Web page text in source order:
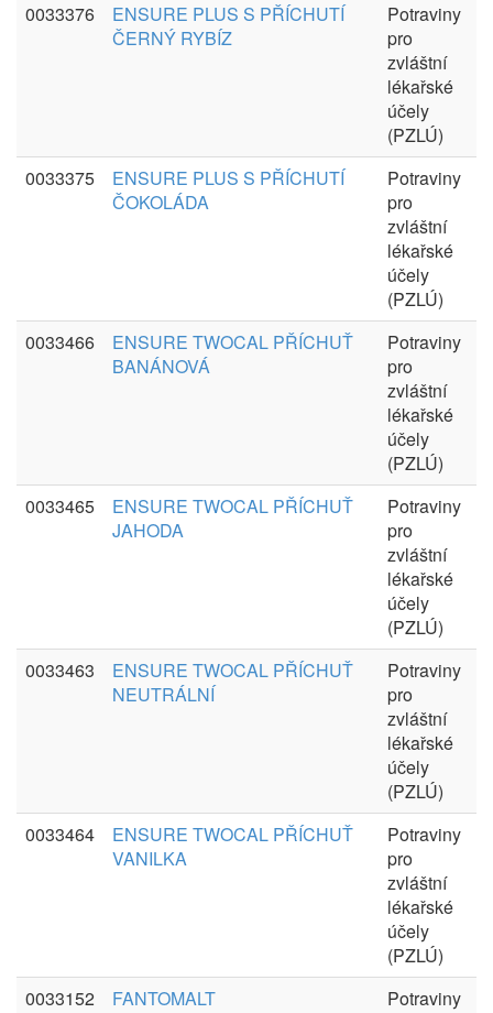
0033376
ENSURE PLUS S PŘÍCHUTÍ
ČERNÝ RYBÍZ
Potraviny
pro
zvláštní
lékařské
účely
(PZLÚ)
0033375
ENSURE PLUS S PŘÍCHUTÍ
ČOKOLÁDA
Potraviny
pro
zvláštní
lékařské
účely
(PZLÚ)
0033466
ENSURE TWOCAL PŘÍCHUŤ
BANÁNOVÁ
Potraviny
pro
zvláštní
lékařské
účely
(PZLÚ)
0033465
ENSURE TWOCAL PŘÍCHUŤ
JAHODA
Potraviny
pro
zvláštní
lékařské
účely
(PZLÚ)
0033463
ENSURE TWOCAL PŘÍCHUŤ
NEUTRÁLNÍ
Potraviny
pro
zvláštní
lékařské
účely
(PZLÚ)
0033464
ENSURE TWOCAL PŘÍCHUŤ
VANILKA
Potraviny
pro
zvláštní
lékařské
účely
(PZLÚ)
0033152
FANTOMALT
Potraviny